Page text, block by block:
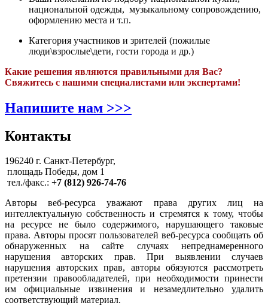
национальной одежды, музыкальному сопровождению,
оформлению места и т.п.
Категория участников и зрителей (пожилые
люди\взрослые\дети, гости города и др.)
Какие решения являются правильными для Вас?
Свяжитесь с нашими специалистами или экспертами!
Напишите нам >>>
Контакты
196240 г. Санкт-Петербург,
площадь Победы, дом 1
тел./факс.: +7 (812) 926-74-76
Авторы веб-ресурса уважают права других лиц на
интеллектуальную собственность и стремятся к тому, чтобы
на ресурсе не было содержимого, нарушающего таковые
права. Авторы просят пользователей веб-ресурса сообщать об
обнаруженных на сайте случаях непреднамеренного
нарушения авторских прав. При выявлении случаев
нарушения авторских прав, авторы обязуются рассмотреть
претензии правообладателей, при необходимости принести
им официальные извинения и незамедлительно удалить
соответствующий материал.